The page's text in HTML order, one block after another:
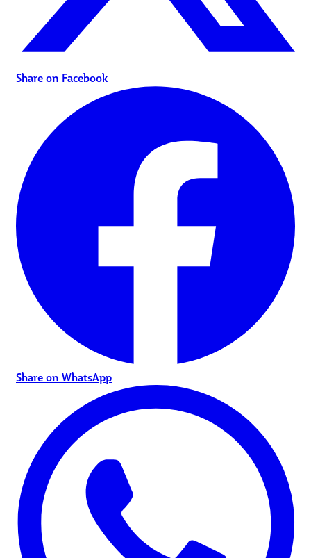
Share on Facebook
Share on WhatsApp